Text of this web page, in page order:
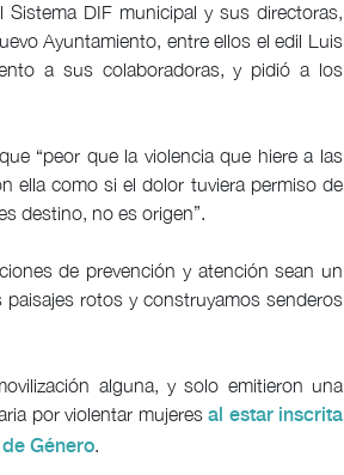
Sistema DIF municipal y sus directoras,
Ayuntamiento, entre ellos el edil Luis
a sus colaboradoras, y pidió a los
“peor que la violencia que hiere a las
ella como si el dolor tuviera permiso de
destino, no es origen”.
de prevención y atención sean un
rotos y construyamos senderos
alguna, y solo emitieron una
por violentar mujeres al estar inscrita
Género.